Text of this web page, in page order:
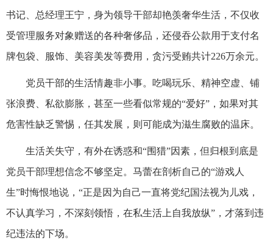
书记、总经理王宁，身为领导干部却艳羡奢华生活，不仅收
受管理服务对象赠送的各种奢侈品，还侵吞公款用于支付名
牌包袋、服饰、美容美发等费用，贪污受贿共计226万余元。
党员干部的生活情趣非小事。吃喝玩乐、精神空虚、铺
张浪费、私欲膨胀，甚至一些看似常规的“爱好”，如果对其
危害性缺乏警惕，任其发展，则可能成为滋生腐败的温床。
生活关失守，有外在诱惑和“围猎”因素，但归根到底是
党员干部理想信念不够坚定。马蕾在剖析自己的“游戏人
生”时悔恨地说，“正是因为自己一直将党纪国法视为儿戏，
不认真学习，不深刻领悟，在私生活上自我放纵”，才落到违
纪违法的下场。